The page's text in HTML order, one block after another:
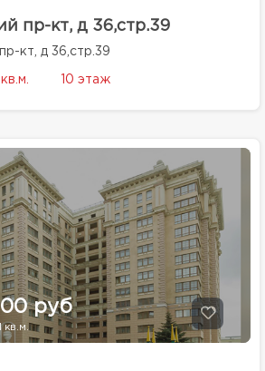
пр-кт, д 36,стр.39
кт, д 36,стр.39
10 этаж
руб
кв.м.